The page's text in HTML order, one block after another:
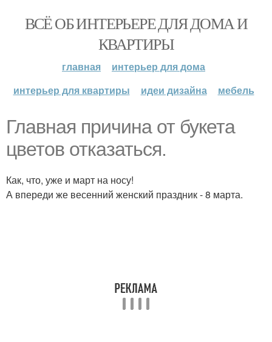
ВСЁ ОБ ИНТЕРЬЕРЕ ДЛЯ ДОМА И
КВАРТИРЫ
главная
интерьер для дома
интерьер для квартиры
идеи дизайна мебель
Главная причина от букета
цветов отказаться.
Как, что, уже и март на носу!
А впереди же весенний женский праздник - 8 марта.